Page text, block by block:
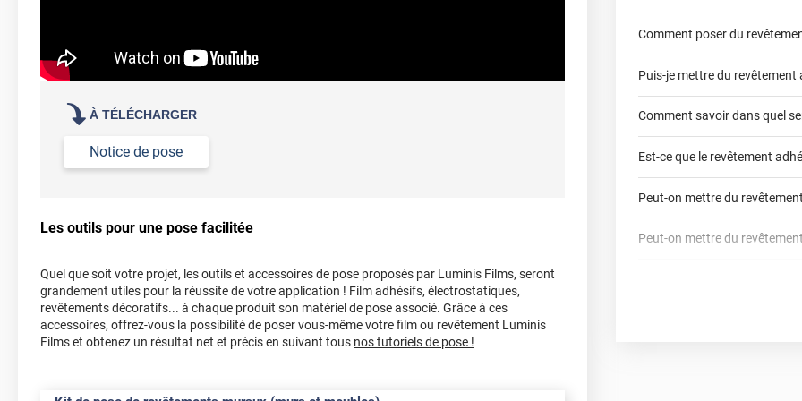
À TÉLÉCHARGER
Notice de pose
Les outils pour une pose facilitée
Quel que soit votre projet, les outils et accessoires de pose proposés par Luminis Films, seront
grandement utiles pour la réussite de votre application ! Film adhésifs, électrostatiques,
revêtements décoratifs... à chaque produit son matériel de pose associé. Grâce à ces
accessoires, offrez-vous la possibilité de poser vous-même votre film ou revêtement Luminis
Films et obtenez un résultat net et précis en suivant tous nos tutoriels de pose !
Comment poser du
poser un revêtement adhésif
Puis-je mettre du
adhésif sur un plan de travail
Comment savoir dans quel
Est-ce que le revêtement
S'aider d'un décapeur
Peut-on mettre du
Peut-on mettre du